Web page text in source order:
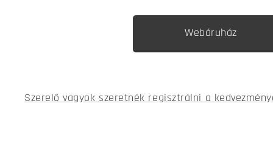
Webáruház
Szerelő vagyok szeretnék regisztrálni a